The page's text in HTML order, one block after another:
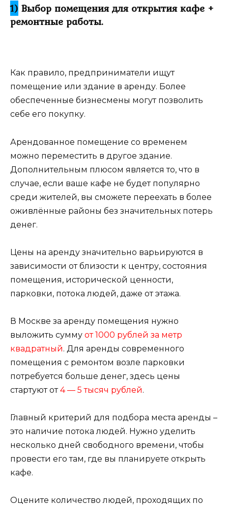
1) Выбор помещения для открытия кафе +
ремонтные работы.
Как правило, предприниматели ищут
помещение или здание в аренду. Более
обеспеченные бизнесмены могут позволить
себе его покупку.
Арендованное помещение со временем
можно переместить в другое здание.
Дополнительным плюсом является то, что в
случае, если ваше кафе не будет популярно
среди жителей, вы сможете переехать в более
оживлённые районы без значительных потерь
денег.
Цены на аренду значительно варьируются в
зависимости от близости к центру, состояния
помещения, исторической ценности,
парковки, потока людей, даже от этажа.
В Москве за аренду помещения нужно
выложить сумму от 1000 рублей за метр
квадратный. Для аренды современного
помещения с ремонтом возле парковки
потребуется больше денег, здесь цены
стартуют от4 — 5 тысяч рублей.
Главный критерий для подбора места аренды –
это наличие потока людей. Нужно уделить
несколько дней свободного времени, чтобы
провести его там, где вы планируете открыть
кафе.
Оцените количество людей, проходящих по